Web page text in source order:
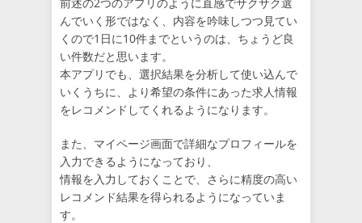
んでいく形ではなく、内容を吟味しつつ見てい
くので1日に10件までというのは、ちょうど良
い件数だと思います。
本アプリでも、選択結果を分析して使い込んで
いくうちに、より希望の条件にあった求人情報
をレコメンドしてくれるようになります。
また、マイページ画面で詳細なプロフィールを
入力できるようになっており、
情報を入力しておくことで、さらに精度の高い
レコメンド結果を得られるようになっていま
す。